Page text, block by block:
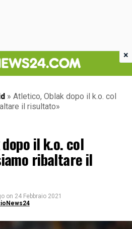
» Atletico, Oblak dopo il k.o. col
il risultato»
il k.o. col
ribaltare il
on 24 Febbraio 2021
×